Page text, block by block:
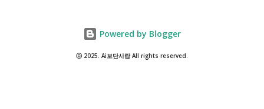
건복지부 고시 개정에 따라 추가되거나 변경될 수 있습니다. 이번 글은
2026년 기준 최신 산정특례 특정기호(V코드)를 반영해 정리 했습니다. 다
Powered by Blogger
ⓒ 2025. Ai보단사람 All rights reserved.